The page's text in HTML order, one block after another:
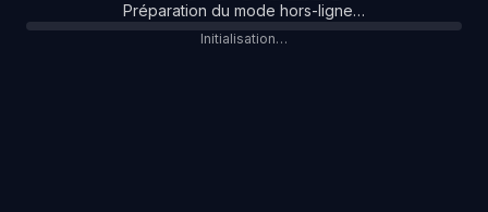
Préparation du mode hors-ligne…
Initialisation…